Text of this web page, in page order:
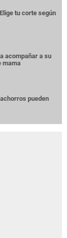
tu corte según
acompañar a su
mama
pueden